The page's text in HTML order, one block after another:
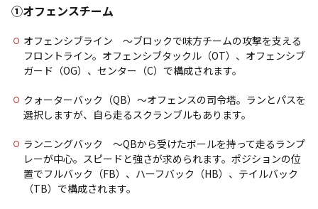
①オフェンスチーム
オフェンシブライン 〜ブロックで味方チームの攻撃を支える
フロントライン。オフェンシブタックル（OT）、オフェンシブ
ガード（OG）、センター（C）で構成されます。
クォーターバック（QB）〜オフェンスの司令塔。ランとパスを
選択しますが、自ら走るスクランブルもあります。
ランニングバック 〜QBから受けたボールを持って走るランプ
レーが中心。スピードと強さが求められます。ポジションの位
置でフルバック（FB）、ハーフバック（HB）、テイルバック
（TB）で構成されます。